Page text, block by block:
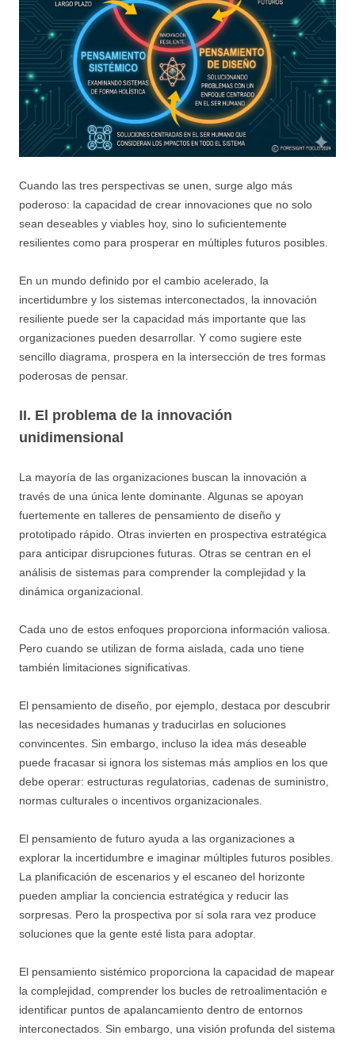
Cuando las tres perspectivas se unen, surge algo más
poderoso: la capacidad de crear innovaciones que no solo
sean deseables y viables hoy, sino lo suficientemente
resilientes como para prosperar en múltiples futuros posibles.
En un mundo definido por el cambio acelerado, la
incertidumbre y los sistemas interconectados, la innovación
resiliente puede ser la capacidad más importante que las
organizaciones pueden desarrollar. Y como sugiere este
sencillo diagrama, prospera en la intersección de tres formas
poderosas de pensar.
II. El problema de la innovación
unidimensional
La mayoría de las organizaciones buscan la innovación a
través de una única lente dominante. Algunas se apoyan
fuertemente en talleres de pensamiento de diseño y
prototipado rápido. Otras invierten en prospectiva estratégica
para anticipar disrupciones futuras. Otras se centran en el
análisis de sistemas para comprender la complejidad y la
dinámica organizacional.
Cada uno de estos enfoques proporciona información valiosa.
Pero cuando se utilizan de forma aislada, cada uno tiene
también limitaciones significativas.
El pensamiento de diseño, por ejemplo, destaca por descubrir
las necesidades humanas y traducirlas en soluciones
convincentes. Sin embargo, incluso la idea más deseable
puede fracasar si ignora los sistemas más amplios en los que
debe operar: estructuras regulatorias, cadenas de suministro,
normas culturales o incentivos organizacionales.
El pensamiento de futuro ayuda a las organizaciones a
explorar la incertidumbre e imaginar múltiples futuros posibles.
La planificación de escenarios y el escaneo del horizonte
pueden ampliar la conciencia estratégica y reducir las
sorpresas. Pero la prospectiva por sí sola rara vez produce
soluciones que la gente esté lista para adoptar.
El pensamiento sistémico proporciona la capacidad de mapear
la complejidad, comprender los bucles de retroalimentación e
identificar puntos de apalancamiento dentro de entornos
interconectados. Sin embargo, una visión profunda del sistema